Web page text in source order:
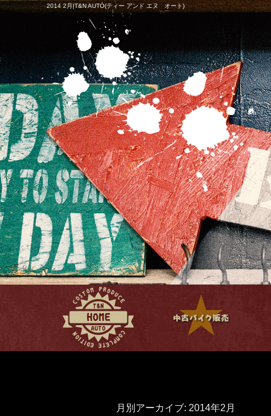
2014 2月|T&N AUTO(ティー アンド エヌ オート)
月別アーカイブ: 2014年2月